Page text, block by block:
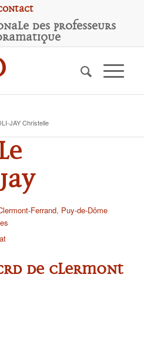
des Professeurs
ramatique
JAY Christelle
Ferrand, Puy-de-Dôme
de Clermont